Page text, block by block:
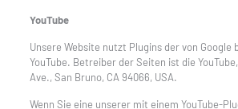
YouTube
Unsere Website nutzt Plugins der von Google
YouTube. Betreiber der Seiten ist die
Ave., San Bruno, CA 94066, USA.
Wenn Sie eine unserer mit einem YouTube-